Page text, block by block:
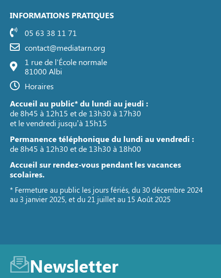
INFORMATIONS PRATIQUES
05 63 38 11 71
contact@mediatarn.org
1 rue de l'École normale
81000 Albi
Horaires
Accueil au public* du lundi au jeudi :
de 8h45 à 12h15 et de 13h30 à 17h30
et le vendredi jusqu’à 15h15
Permanence téléphonique du lundi au vendredi :
de 8h45 à 12h30 et de 13h30 à 18h00
Accueil sur rendez-vous pendant les vacances
scolaires.
* Fermeture au public les jours fériés, du 30 décembre 2024
au 3 janvier 2025, et du 21 juillet au 15 Août 2025
Newsletter